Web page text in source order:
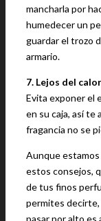
mancharla por
humedecer un
guardar el trozo
armario.
7. Lejos del
Evita exponer el
en su caja, así te
fragancia no se
Aunque
estos consejos,
de tus finos
permites
pasar por alto es